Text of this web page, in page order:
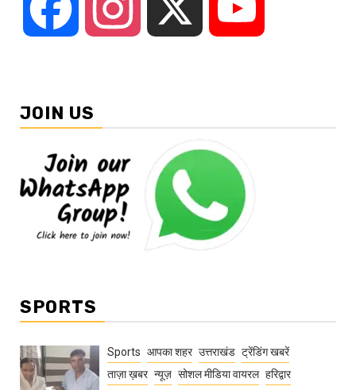
Facebook Instagram
JOIN US
SPORTS
Sports आपका शहर उत्तराखंड ट्रेंडिंग खबरें
ताज़ा ख़बर न्यूज़ सोशल मीडिया वायरल हरिद्वार